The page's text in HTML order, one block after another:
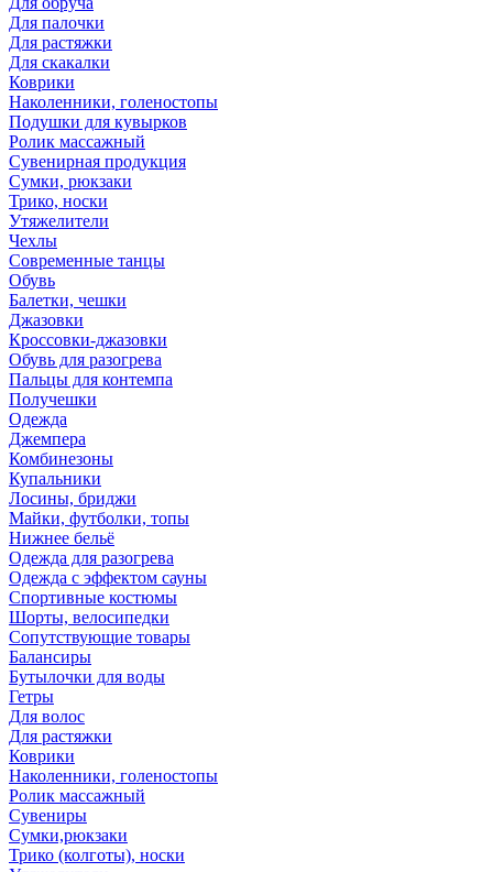
Для палочки
Для растяжки
Для скакалки
Коврики
Наколенники, голеностопы
Подушки для кувырков
Ролик массажный
Сувенирная продукция
Сумки, рюкзаки
Трико, носки
Утяжелители
Чехлы
Современные танцы
Обувь
Балетки, чешки
Джазовки
Кроссовки-джазовки
Обувь для разогрева
Пальцы для контемпа
Получешки
Одежда
Джемпера
Комбинезоны
Купальники
Лосины, бриджи
Майки, футболки, топы
Нижнее бельё
Одежда для разогрева
Одежда с эффектом сауны
Спортивные костюмы
Шорты, велосипедки
Сопутствующие товары
Балансиры
Бутылочки для воды
Гетры
Для волос
Для растяжки
Коврики
Наколенники, голеностопы
Ролик массажный
Сувениры
Сумки,рюкзаки
Трико (колготы), носки